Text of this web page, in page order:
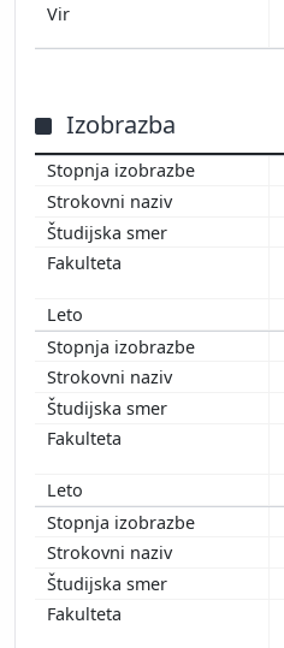
2005
2008
Izobrazba